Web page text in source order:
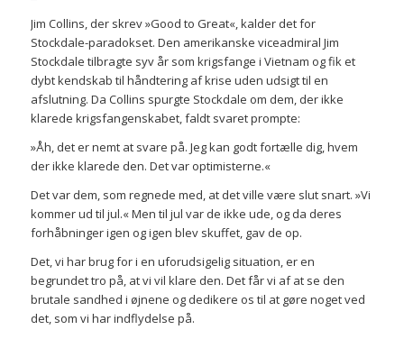
Jim Collins, der skrev »Good to Great«, kalder det for
Stockdale-paradokset. Den amerikanske viceadmiral Jim
Stockdale tilbragte syv år som krigsfange i Vietnam og fik et
dybt kendskab til håndtering af krise uden udsigt til en
afslutning. Da Collins spurgte Stockdale om dem, der ikke
klarede krigsfangenskabet, faldt svaret prompte:
»Åh, det er nemt at svare på. Jeg kan godt fortælle dig, hvem
der ikke klarede den. Det var optimisterne.«
Det var dem, som regnede med, at det ville være slut snart. »Vi
kommer ud til jul.« Men til jul var de ikke ude, og da deres
forhåbninger igen og igen blev skuffet, gav de op.
Det, vi har brug for i en uforudsigelig situation, er en
begrundet tro på, at vi vil klare den. Det får vi af at se den
brutale sandhed i øjnene og dedikere os til at gøre noget ved
det, som vi har indflydelse på.